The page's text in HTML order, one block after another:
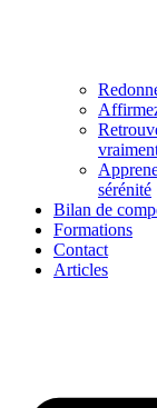
sérénité
Bilan de
Formations
Contact
Articles